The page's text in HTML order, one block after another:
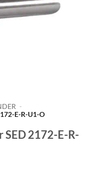
-
E-R-U1-O
2172-E-R-